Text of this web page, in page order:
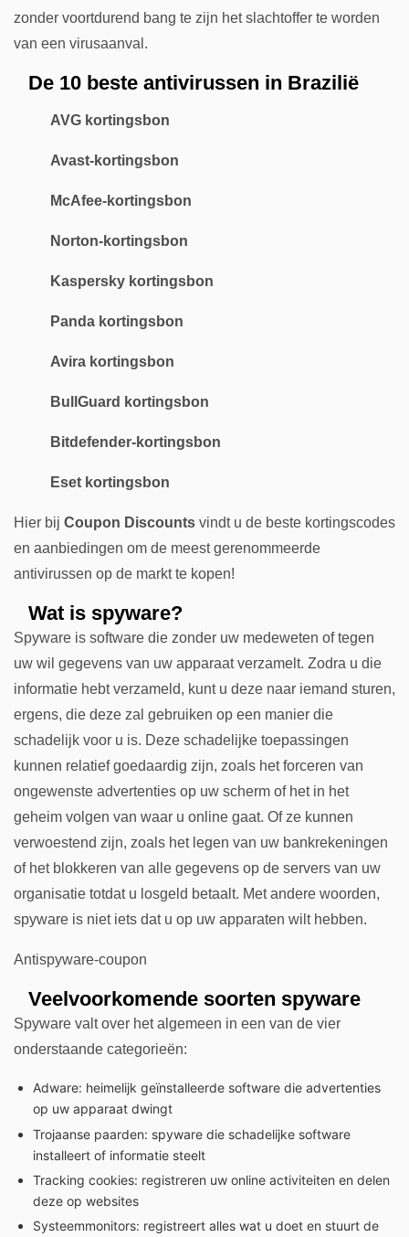
zonder voortdurend bang te zijn het slachtoffer te worden
van een virusaanval.
De 10 beste antivirussen in Brazilië
AVG kortingsbon
Avast-kortingsbon
McAfee-kortingsbon
Norton-kortingsbon
Kaspersky kortingsbon
Panda kortingsbon
Avira kortingsbon
BullGuard kortingsbon
Bitdefender-kortingsbon
Eset kortingsbon
Hier bij Coupon Discounts vindt u de beste kortingscodes
en aanbiedingen om de meest gerenommeerde
antivirussen op de markt te kopen!
Wat is spyware?
Spyware is software die zonder uw medeweten of tegen
uw wil gegevens van uw apparaat verzamelt. Zodra u die
informatie hebt verzameld, kunt u deze naar iemand sturen,
ergens, die deze zal gebruiken op een manier die
schadelijk voor u is. Deze schadelijke toepassingen
kunnen relatief goedaardig zijn, zoals het forceren van
ongewenste advertenties op uw scherm of het in het
geheim volgen van waar u online gaat. Of ze kunnen
verwoestend zijn, zoals het legen van uw bankrekeningen
of het blokkeren van alle gegevens op de servers van uw
organisatie totdat u losgeld betaalt. Met andere woorden,
spyware is niet iets dat u op uw apparaten wilt hebben.
Antispyware-coupon
Veelvoorkomende soorten spyware
Spyware valt over het algemeen in een van de vier
onderstaande categorieën:
Adware: heimelijk geïnstalleerde software die advertenties
op uw apparaat dwingt
Trojaanse paarden: spyware die schadelijke software
installeert of informatie steelt
Tracking cookies: registreren uw online activiteiten en delen
deze op websites
Systeemmonitors: registreert alles wat u doet en stuurt de